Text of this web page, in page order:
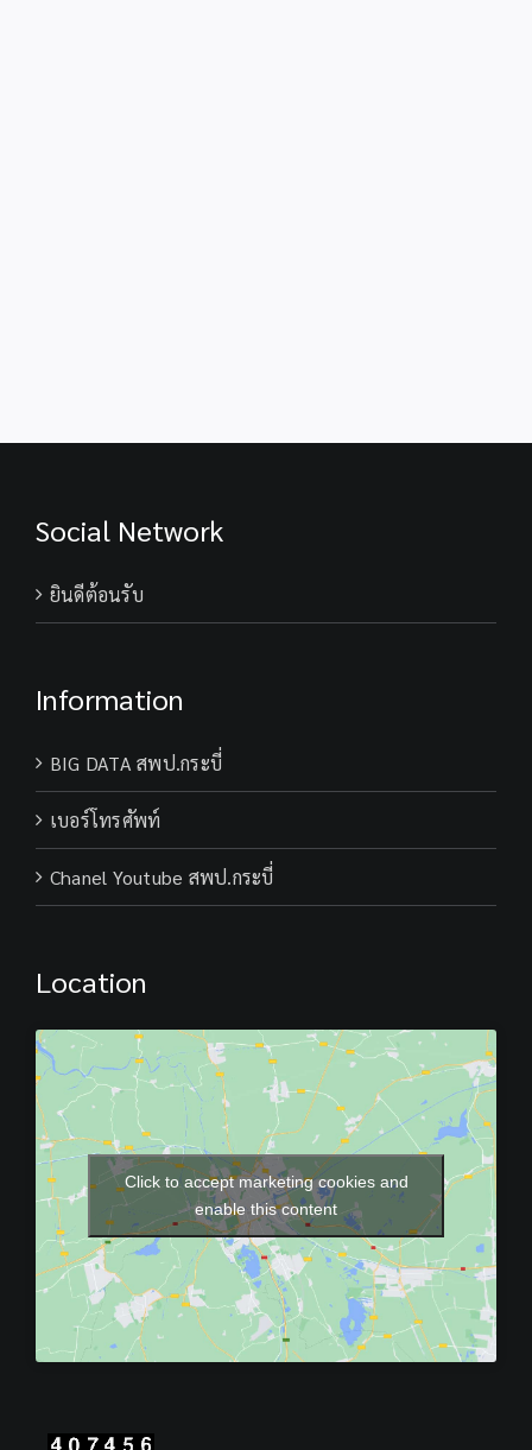
Social Network
ยินดีต้อนรับ
Information
BIG DATA สพป.กระบี่
เบอร์โทรศัพท์
Chanel Youtube สพป.กระบี่
Location
Click to accept marketing cookies and
enable this content